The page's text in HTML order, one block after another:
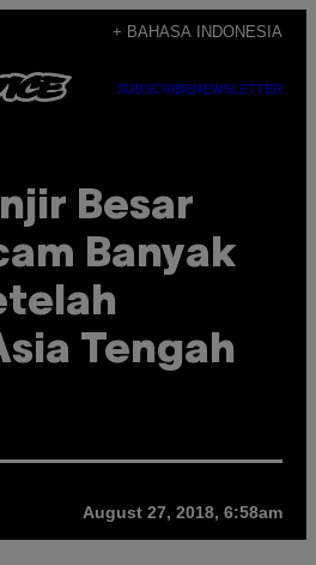
+ BAHASA INDONESIA
SUBSCRIBENEWSLETTER
Besar
Banyak
Tengah
August 27, 2018, 6:58am